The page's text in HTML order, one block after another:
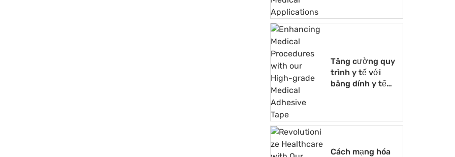
Tăng cường quy
trình y tế với
băng dính y tế
Cách mạng hóa